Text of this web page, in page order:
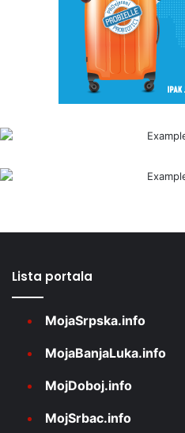
Lista portala
MojaSrpska.info
MojaBanjaLuka.info
MojDoboj.info
MojSrbac.info